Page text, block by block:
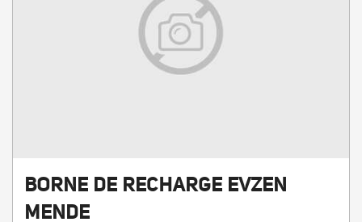
BORNE DE RECHARGE EVZEN
MENDE